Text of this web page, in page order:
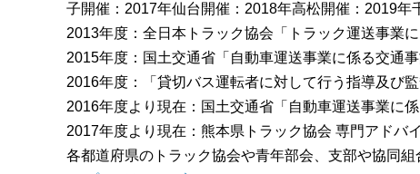
子開催：2017年仙台開催：2018年高松開催：2019年
2013年度：全日本トラック協会「トラック運送事業
2015年度：国土交通省「自動車運送事業に係る交通
2016年度：「貸切バス運転者に対して行う指導及び
2016年度より現在：国土交通省「自動車運送事業に
2017年度より現在：熊本県トラック協会 専門アドバ
各都道府県のトラック協会や青年部会、支部や協同組